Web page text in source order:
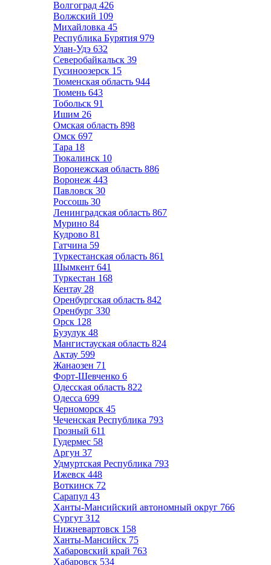
Волгоград 426
Волжский 109
Михайловка 45
Республика Бурятия 979
Улан-Удэ 632
Северобайкальск 39
Гусиноозерск 15
Тюменская область 944
Тюмень 643
Тобольск 91
Ишим 26
Омская область 898
Омск 697
Тара 18
Тюкалинск 10
Воронежская область 886
Воронеж 443
Павловск 30
Россошь 30
Ленинградская область 867
Мурино 84
Кудрово 81
Гатчина 59
Туркестанская область 861
Шымкент 641
Туркестан 168
Кентау 28
Оренбургская область 842
Оренбург 330
Орск 128
Бузулук 48
Мангистауская область 824
Актау 599
Жанаозен 71
Форт-Шевченко 6
Одесская область 822
Одесса 699
Черноморск 45
Чеченская Республика 793
Грозный 611
Гудермес 58
Аргун 37
Удмуртская Республика 793
Ижевск 448
Воткинск 72
Сарапул 43
Ханты-Мансийский автономный округ 766
Сургут 312
Нижневартовск 158
Ханты-Мансийск 75
Хабаровский край 763
Хабаровск 534